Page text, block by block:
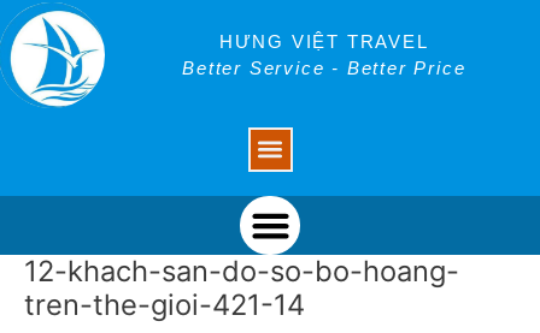
Skip
to
content
HƯNG VIỆT TRAVEL
Better Service - Better Price
Menu
12-khach-san-do-so-bo-hoang-
tren-the-gioi-421-14
Post
navigation